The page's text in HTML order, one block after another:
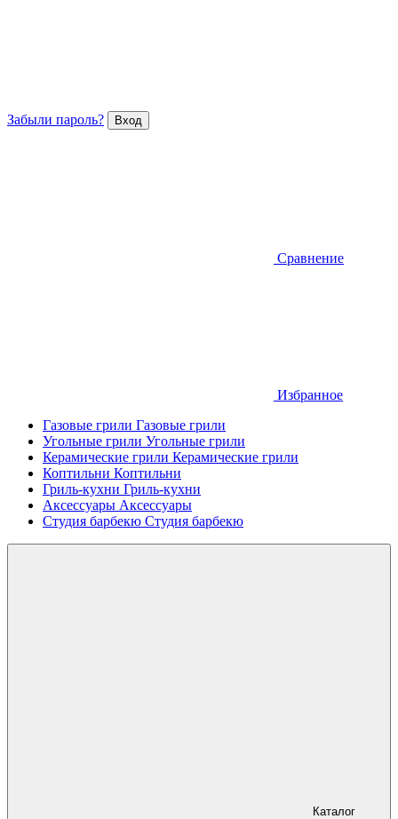
Забыли пароль?
Сравнение
Избранное
Газовые грили Газовые грили
Угольные грили Угольные грили
Керамические грили Керамические грили
Коптильни Коптильни
Гриль-кухни Гриль-кухни
Аксессуары Аксессуары
Студия барбекю Студия барбекю
Каталог